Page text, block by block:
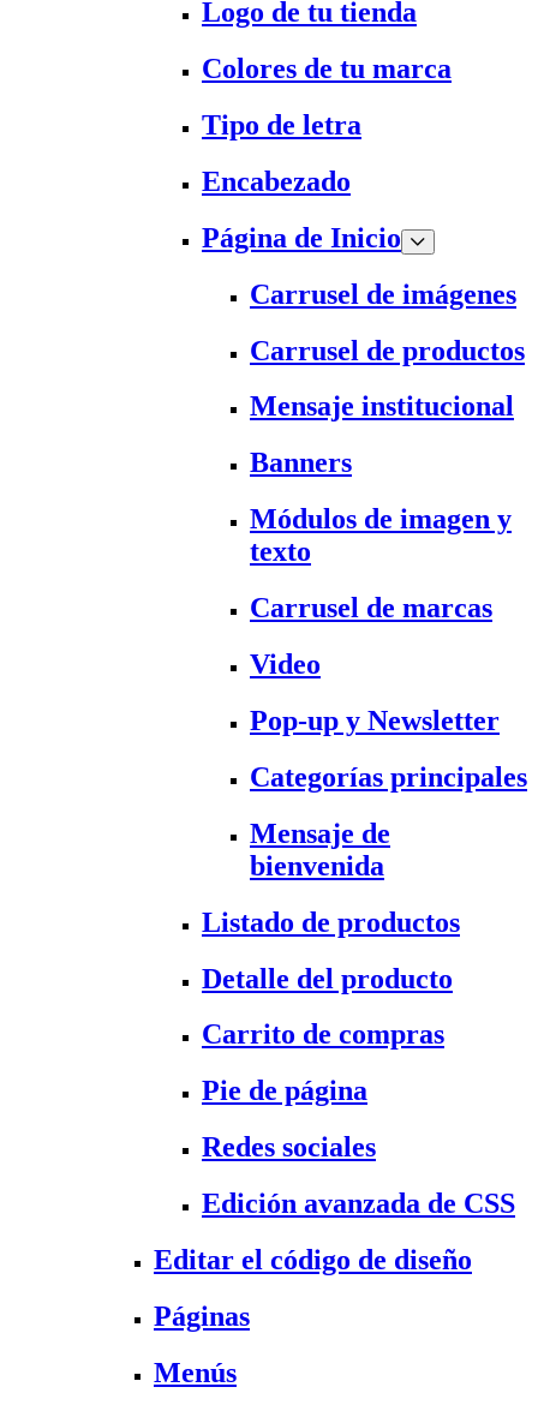
Logo de tu tienda
Colores de tu marca
Tipo de letra
Encabezado
Página de Inicio
Carrusel de imágenes
Carrusel de productos
Mensaje institucional
Banners
Módulos de imagen y
texto
Carrusel de marcas
Video
Pop-up y Newsletter
Categorías principales
Mensaje de
bienvenida
Listado de productos
Detalle del producto
Carrito de compras
Pie de página
Redes sociales
Edición avanzada de CSS
Editar el código de diseño
Páginas
Menús